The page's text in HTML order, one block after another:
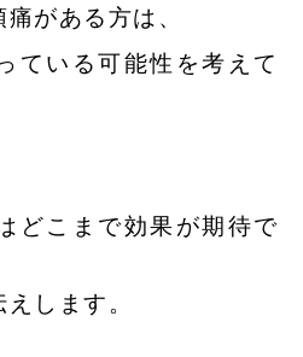
がある方は、
ている可能性を考えて
どこまで効果が期待で
します。